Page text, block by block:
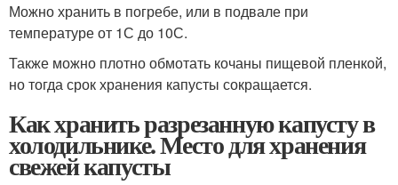
Можно хранить в погребе, или в подвале при
температуре от 1С до 10С.
Также можно плотно обмотать кочаны пищевой пленкой,
но тогда срок хранения капусты сокращается.
Как хранить разрезанную капусту в
холодильнике. Место для хранения
свежей капусты